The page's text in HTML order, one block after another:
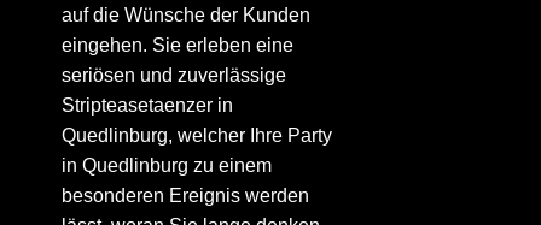
auf die Wünsche der Kunden
eingehen. Sie erleben eine
seriösen und zuverlässige
Stripteasetaenzer in
Quedlinburg, welcher Ihre Party
in Quedlinburg zu einem
besonderen Ereignis werden